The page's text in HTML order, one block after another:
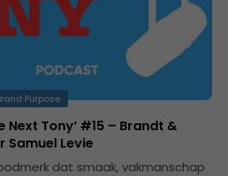
Purpose
Next Tony’ #15 – Brandt &
Levie
dat smaak, vakmanschap